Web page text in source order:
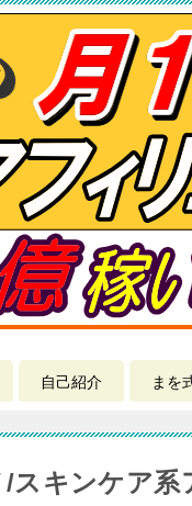
自己紹介 まを
スキンケア系